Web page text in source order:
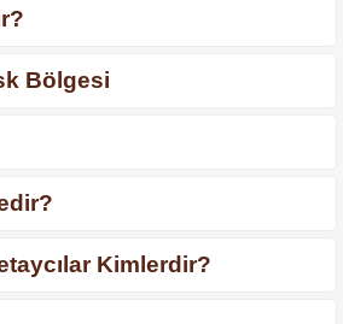
Bölgesi
Kimlerdir?